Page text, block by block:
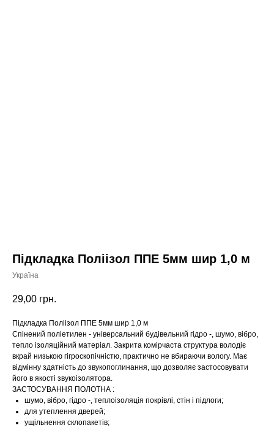
Підкладка Поліізол ППЕ 5мм шир 1,0 м
Україна
29,00 грн.
Підкладка Поліізол ППЕ 5мм шир 1,0 м
Спінений поліетилен - універсальний будівельний гідро -, шумо, вібро,
тепло ізоляційний матеріал. Закрита комірчаста структура володіє
вкрай низькою гігроскопічністю, практично не вбираючи вологу. Має
відмінну здатність до звукопоглинання, що дозволяє застосовувати
його в якості звукоізолятора.
ЗАСТОСУВАННЯ ПОЛОТНА :
шумо, вібро, гідро -, теплоізоляція покрівлі, стін і підлоги;
для утеплення дверей;
ущільнення склопакетів;